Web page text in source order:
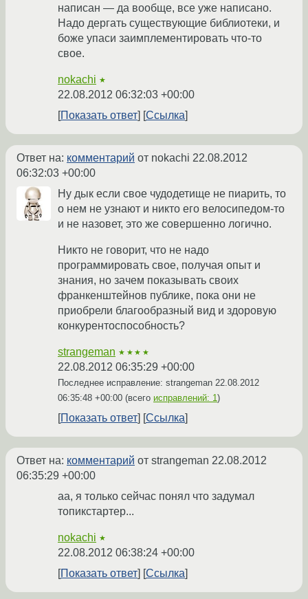
написан — да вообще, все уже написано.
Надо дергать существующие библиотеки, и
боже упаси заимплементировать что-то
свое.
nokachi ★
22.08.2012 06:32:03 +00:00
Показать ответ
Ссылка
Ответ на: комментарий от nokachi 22.08.2012
06:32:03 +00:00
Ну дык если свое чудодетище не пиарить, то
о нем не узнают и никто его велосипедом-то
и не назовет, это же совершенно логично.
Никто не говорит, что не надо
программировать свое, получая опыт и
знания, но зачем показывать своих
франкенштейнов публике, пока они не
приобрели благообразный вид и здоровую
конкурентоспособность?
strangeman ★★★★
22.08.2012 06:35:29 +00:00
Последнее исправление: strangeman 22.08.2012
06:35:48 +00:00 (всего исправлений: 1)
Показать ответ Ссылка
Ответ на: комментарий от strangeman 22.08.2012
06:35:29 +00:00
аа, я только сейчас понял что задумал
топикстартер...
nokachi ★
22.08.2012 06:38:24 +00:00
Показать ответ
Ссылка